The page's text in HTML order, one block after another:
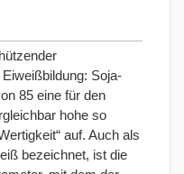
Soja-
85 eine für den
hohe so
auf. Auch als
bezeichnet, ist die